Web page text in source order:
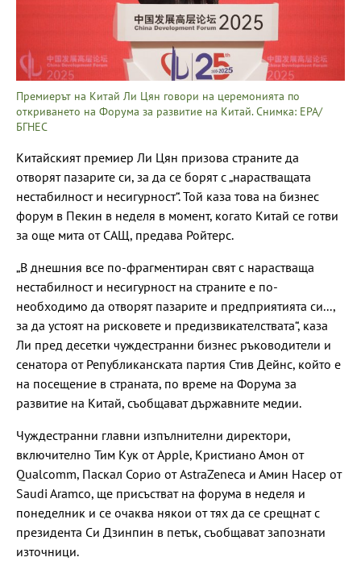
Премиерът на Китай Ли Цян говори на церемонията по
откриването на Форума за развитие на Китай. Снимка: EPA/
БГНЕС
Китайският премиер Ли Цян призова страните да
отворят пазарите си, за да се борят с „нарастващата
нестабилност и несигурност“. Той каза това на бизнес
форум в Пекин в неделя в момент, когато Китай се готви
за още мита от САЩ, предава Ройтерс.
„В днешния все по-фрагментиран свят с нарастваща
нестабилност и несигурност на страните е по-
необходимо да отворят пазарите и предприятията си...,
за да устоят на рисковете и предизвикателствата“, каза
Ли пред десетки чуждестранни бизнес ръководители и
сенатора от Републиканската партия Стив Дейнс, който е
на посещение в страната, по време на Форума за
развитие на Китай, съобщават държавните медии.
Чуждестранни главни изпълнителни директори,
включително Тим Кук от Apple, Кристиано Амон от
Qualcomm, Паскал Сорио от AstraZeneca и Амин Насер от
Saudi Aramco, ще присъстват на форума в неделя и
понеделник и се очаква някои от тях да се срещнат с
президента Си Дзинпин в петък, съобщават запознати
източници.